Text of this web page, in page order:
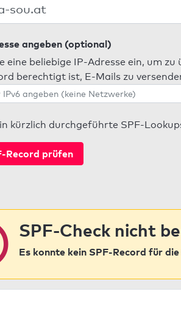
angeben (optional)
eine beliebige IP-Adresse ein, um
berechtigt ist, E-Mails zu
kürzlich durchgeführte SPF-
Record prüfen
SPF-Check nicht
Es konnte kein SPF-Record für